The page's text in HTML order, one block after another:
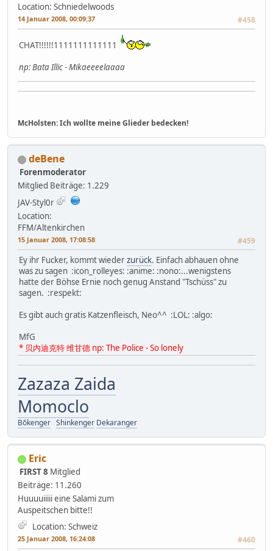
Location: Schniedelwoods
14 Januar 2008, 00:09:37 #458
CHAT!!!!!!1111111111111
np: Bata Illic - Mikaeeeelaaaa
McHolsten: Ich wollte meine Glieder bedecken!
deBene
Forenmoderator
Mitglied Beiträge: 1.229
JAV-Styl0r
Location:
FFM/Altenkirchen
15 Januar 2008, 17:08:58 #459
Ey ihr Fucker, kommt wiederzurück. Einfach abhauen ohne
was zu sagen :icon_rolleyes: :anime: :nono:...wenigstens
hatte der Böhse Ernie noch genug Anstand "Tschüss" zu
sagen. :respekt:
Es gibt auch gratis Katzenfleisch, Neo^^ :LOL: :algo:
MfG
* 贝内迪克特 维甘德 np: The Police - So lonely
Zazaza Zaida
Momoclo
Bōkenger Shinkenger Dekaranger
Eric
FIRST 8 Mitglied
Beiträge: 11.260
Huuuuiiiii eine Salami zum
Auspeitschen bitte!!
Location: Schweiz
25 Januar 2008, 16:24:08 #460